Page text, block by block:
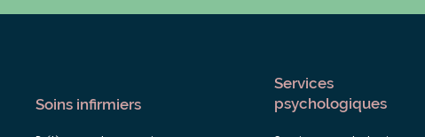
Soins infirmiers
Services
psychologiques